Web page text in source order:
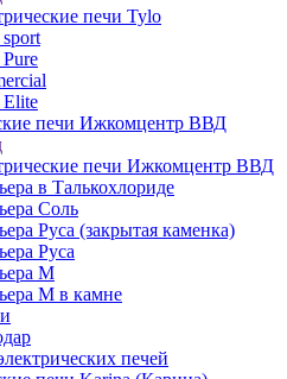
печи Tylo
sport
Pure
Elite
печи Ижкомцентр ВВД
печи Ижкомцентр ВВД
в Талькохлориде
Cоль
Руса (закрытая каменка)
Руса
М
М в камне
печей